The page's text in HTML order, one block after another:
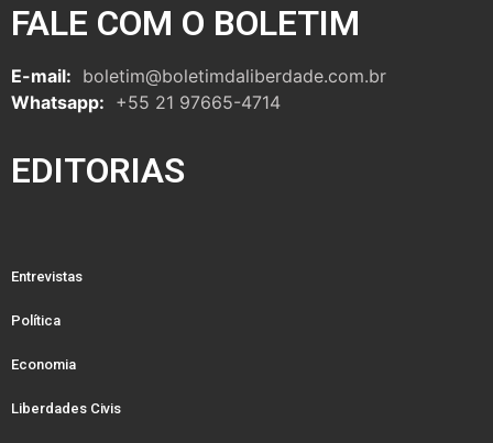
FALE COM O BOLETIM
E-mail: boletim@boletimdaliberdade.com.br
Whatsapp: +55 21 97665-4714
EDITORIAS
Entrevistas
Política
Economia
Liberdades Civis